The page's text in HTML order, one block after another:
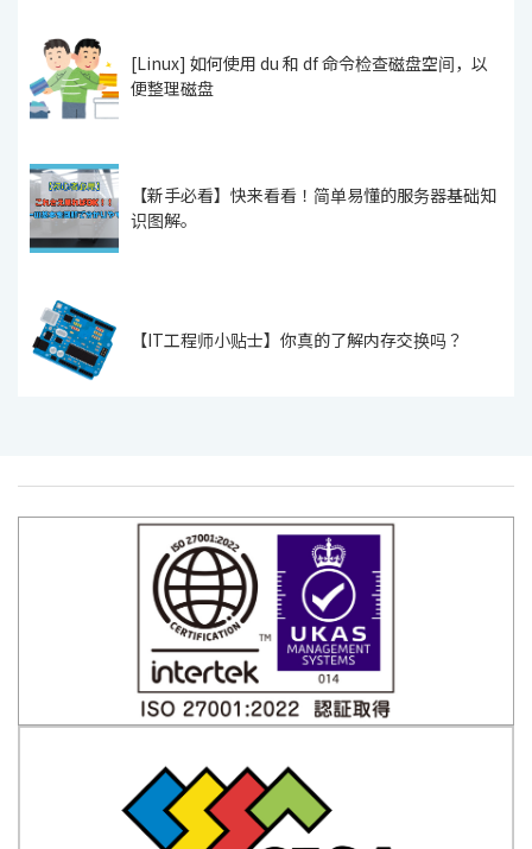
[Linux] 如何使用 du 和 df 命令检查磁盘空间，以
便整理磁盘
【新手必看】快来看看！简单易懂的服务器基础知
识图解。
【IT工程师小贴士】你真的了解内存交换吗？